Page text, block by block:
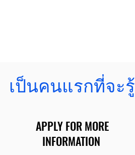
เป็นคนแรกที่จะรู้
APPLY FOR MORE
INFORMATION